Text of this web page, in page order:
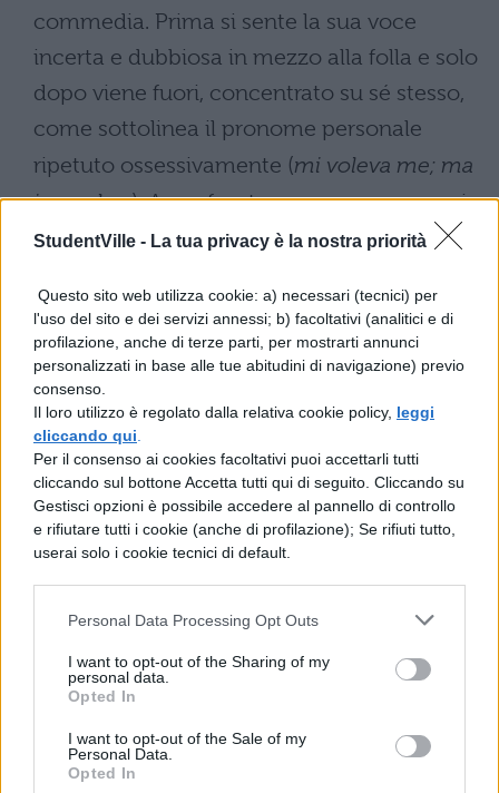
StudentVille - La tua privacy è la nostra priorità
Questo sito web utilizza cookie: a) necessari (tecnici) per
l'uso del sito e dei servizi annessi; b) facoltativi (analitici e di
profilazione, anche di terze parti, per mostrarti annunci
personalizzati in base alle tue abitudini di navigazione) previo
consenso.
Il loro utilizzo è regolato dalla relativa cookie policy, leggi
cliccando qui
Per il consenso ai cookies facoltativi puoi accettarli tutti
cliccando sul bottone Accetta tutti qui di seguito. Cliccando su
Gestisci opzioni è possibile accedere al pannello di controllo
e rifiutare tutti i cookie (anche di profilazione); Se rifiuti tutto,
userai solo i cookie tecnici di default.
Personal Data Processing Opt Outs
I want to opt-out of the Sharing of my
personal data.
Opted In
I want to opt-out of the Sale of my
Personal Data.
Opted In
commedia. Prima si sente la sua voce
incerta e dubbiosa in mezzo alla folla e solo
dopo viene fuori, concentrato su sé stesso,
come sottolinea il pronome personale
ripetuto ossessivamente (mi voleva me; ma
io credo…). A confronto con un personaggi
comico, anche gli altri personaggi vengono
che non riesce a percepire la paura del
curato e la meschineria del suo egoismo,
con la sua filosofia del quieto vivere. Il
cardinale spera di trovare il curato del
paese di Lucia per inviarlo a salvarla,
mentre don Abbondio considera una
sventura essere chiamato fuori
dall’anonimo della folla e spera si tratti di
un errore.
Sfacciatamente lo chiede al cardinale, che
non capisce la sua speranza e lo rassicura
del fatto che non si tratta di un errore,
credendo addirittura di dargli una buona
notizia. Il curato cerca addirittura di